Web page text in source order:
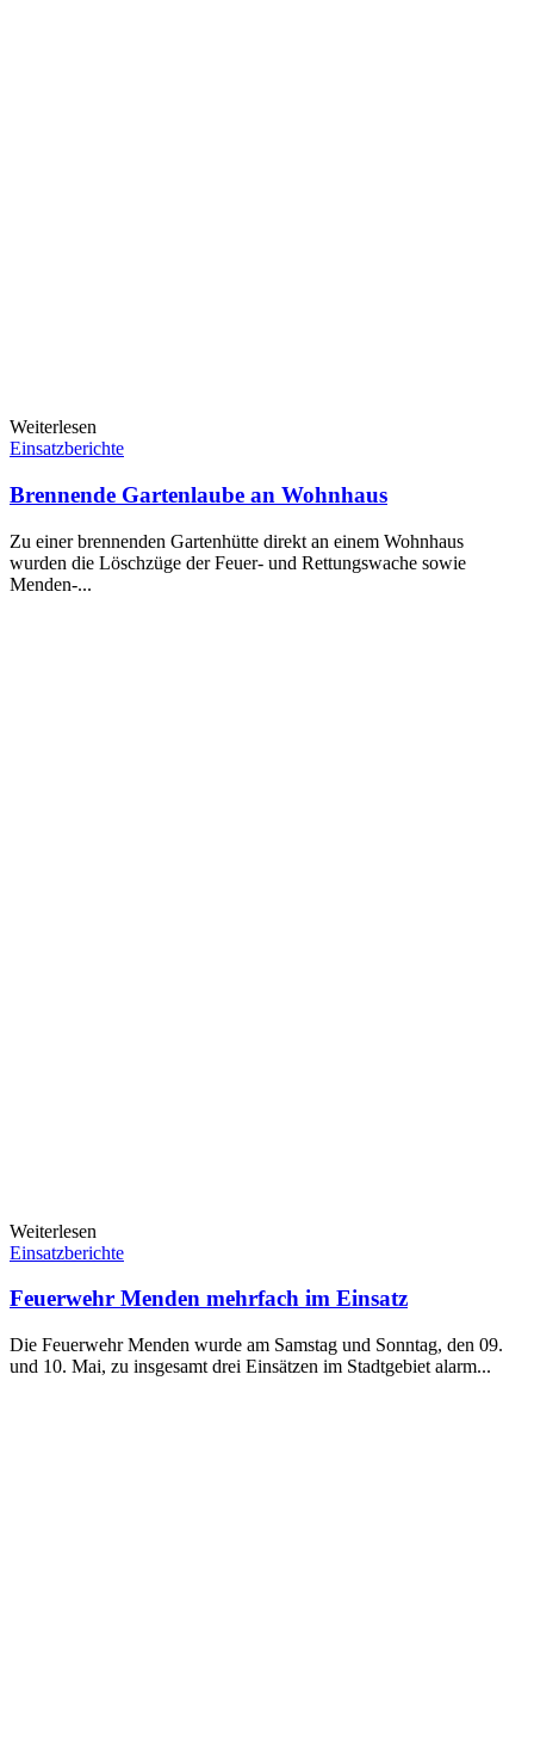
Weiterlesen
Einsatzberichte
Brennende Gartenlaube an Wohnhaus
Zu einer brennenden Gartenhütte direkt an einem Wohnhaus
wurden die Löschzüge der Feuer- und Rettungswache sowie
Menden-...
Weiterlesen
Einsatzberichte
Feuerwehr Menden mehrfach im Einsatz
Die Feuerwehr Menden wurde am Samstag und Sonntag, den 09.
und 10. Mai, zu insgesamt drei Einsätzen im Stadtgebiet alarm...